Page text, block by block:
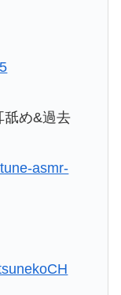
め&過去
asmr-